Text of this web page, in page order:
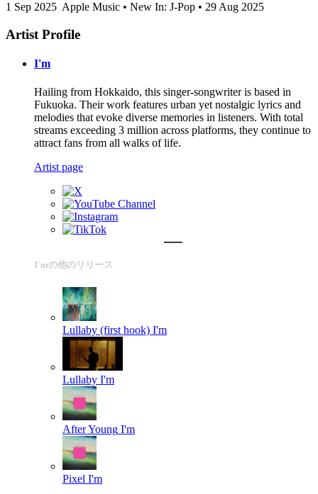
1 Sep 2025 Apple Music • New In: J-Pop • 29 Aug 2025
Artist Profile
I'm
Hailing from Hokkaido, this singer-songwriter is based in
Fukuoka. Their work features urban yet nostalgic lyrics and
melodies that evoke diverse memories in listeners. With total
streams exceeding 3 million across platforms, they continue to
attract fans from all walks of life.
Artist page
I'mの他のリリース
Lullaby (first hook) I'm
Lullaby I'm
After Young I'm
Pixel I'm